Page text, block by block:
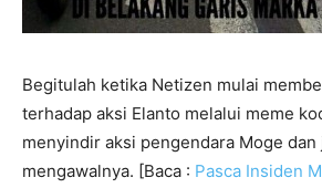
Begitulah ketika Netizen mulai
terhadap aksi Elanto melalui meme
menyindir aksi pengendara Moge
mengawalnya. [Baca : Pasca Insiden